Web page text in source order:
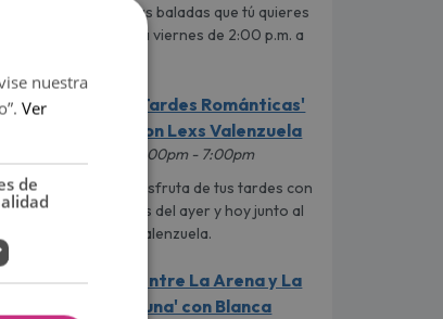
románticos', con las baladas que tú quieres
escuchar de lunes a viernes de 2:00 p.m. a
'Tardes Románticas'
con Lexs Valenzuela
5:00pm - 7:00pm
Disfruta de tus tardes con
las mejores baladas del ayer y hoy junto al
carismático Lexs Valenzuela.
'Entre La Arena y La
Luna' con Blanca
nuestra
Ver
de